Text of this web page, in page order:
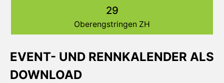
29
Oberengstringen ZH
EVENT- UND RENNKALENDER ALS
DOWNLOAD